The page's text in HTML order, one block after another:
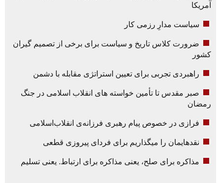
آمریکا
سیاست مدارِ رزمی کار
ضرورت کلاس تاریخ و سیاست برای برخی از تصمیم گیران
کشور
راهبردی تجربی برای تعیین استراتژی مقابله با دشمن
صبر مقدس تا تأمین خواسته های انقلاب اسلامی در جنگ
رمضان
فرازی در خصوص پیام رهبری فرزانه‌ی انقلاب‌اسلامی
نقدهایمان را میگذاریم برای فردای پیروزی قطعی
مذاکره برای صلح، یعنی مذاکره برای ارتباط. یعنی تسلیم